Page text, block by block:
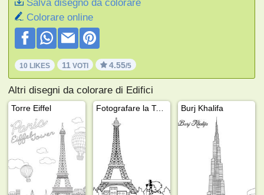
Salva disegno da colorare
Colorare online
10 LIKES 11 VOTI 4.55/5
Altri disegni da colorare di Edifici
Torre Eiffel Fotografare la Torre Eiffel Burj Khalifa